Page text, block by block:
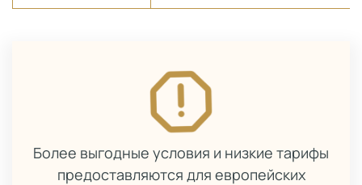
Более выгодные условия и низкие тарифы
предоставляются для европейских